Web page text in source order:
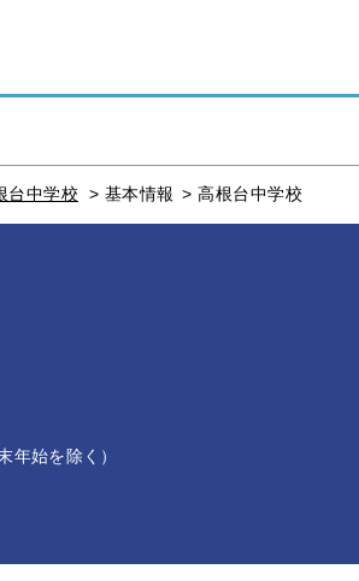
台中学校 > 基本情報 > 高根台中学校
年始を除く）